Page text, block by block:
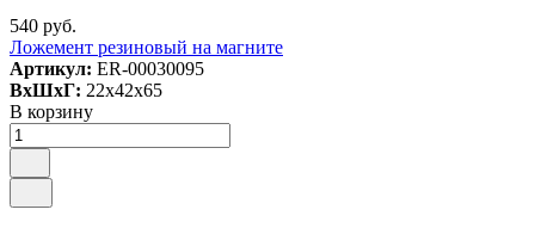
540 руб.
Ложемент резиновый на магните
Артикул: ER-00030095
ВxШxГ: 22x42x65
В корзину